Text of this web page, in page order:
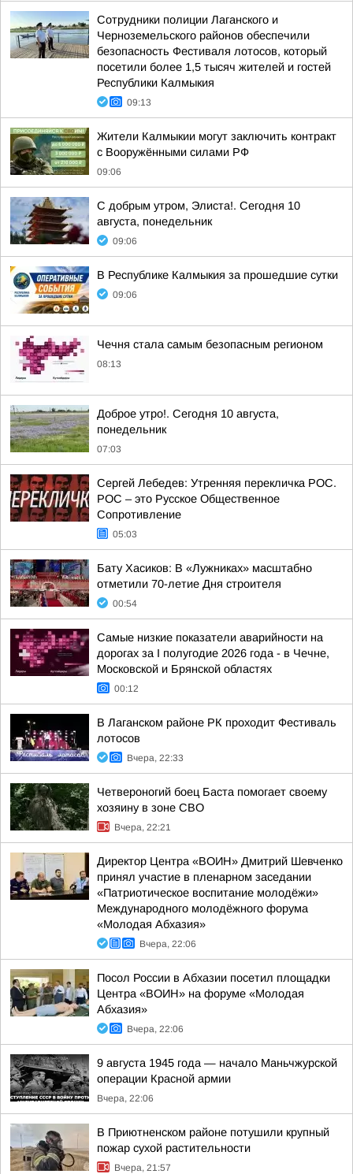
Сотрудники полиции Лаганского и
Черноземельского районов обеспечили
безопасность Фестиваля лотосов, который
посетили более 1,5 тысяч жителей и гостей
Республики Калмыкия
09:13
Жители Калмыкии могут заключить контракт
с Вооружёнными силами РФ
09:06
С добрым утром, Элиста!. Сегодня 10
августа, понедельник
09:06
В Республике Калмыкия за прошедшие сутки
09:06
Чечня стала самым безопасным регионом
08:13
Доброе утро!. Сегодня 10 августа,
понедельник
07:03
Сергей Лебедев: Утренняя перекличка РОС.
РОС – это Русское Общественное
Сопротивление
05:03
Бату Хасиков: В «Лужниках» масштабно
отметили 70-летие Дня строителя
00:54
Самые низкие показатели аварийности на
дорогах за I полугодие 2026 года - в Чечне,
Московской и Брянской областях
00:12
В Лаганском районе РК проходит Фестиваль
лотосов
Вчера, 22:33
Четвероногий боец Баста помогает своему
хозяину в зоне СВО
Вчера, 22:21
Директор Центра «ВОИН» Дмитрий Шевченко
принял участие в пленарном заседании
«Патриотическое воспитание молодёжи»
Международного молодёжного форума
«Молодая Абхазия»
Вчера, 22:06
Посол России в Абхазии посетил площадки
Центра «ВОИН» на форуме «Молодая
Абхазия»
Вчера, 22:06
9 августа 1945 года — начало Маньчжурской
операции Красной армии
Вчера, 22:06
В Приютненском районе потушили крупный
пожар сухой растительности
Вчера, 21:57